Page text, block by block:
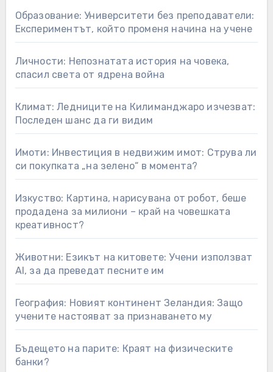
Образование: Университети без преподаватели:
Експериментът, който променя начина на учене
Личности: Непознатата история на човека,
спасил света от ядрена война
Климат: Ледниците на Килиманджаро изчезват:
Последен шанс да ги видим
Имоти: Инвестиция в недвижим имот: Струва ли
си покупката „на зелено“ в момента?
Изкуство: Картина, нарисувана от робот, беше
продадена за милиони – край на човешката
креативност?
Животни: Езикът на китовете: Учени използват
AI, за да преведат песните им
География: Новият континент Зеландия: Защо
учените настояват за признаването му
Бъдещето на парите: Краят на физическите
банки?